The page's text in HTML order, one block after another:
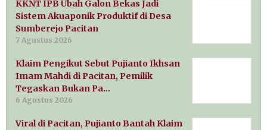
KKNT IPB Ubah Galon Bekas Jadi
Sistem Akuaponik Produktif di Desa
Sumberejo Pacitan
7 Agustus 2026
Klaim Pengikut Sebut Pujianto Ikhsan
Imam Mahdi di Pacitan, Pemilik
Tegaskan Bukan Pa…
6 Agustus 2026
Viral di Pacitan, Pujianto Bantah Klaim